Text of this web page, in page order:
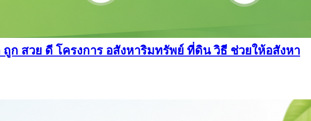
ก สวย ดี โครงการ อสังหาริมทรัพย์ ที่ดิน วิธี ช่วยให้อสังหา